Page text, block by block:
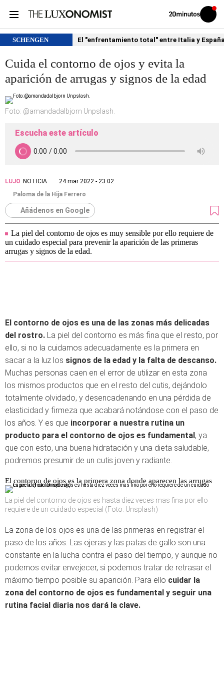
Volver
Iniciar
sesión
SCHENGEN El "enfrentamiento total" entre Italia y
Cuida el contorno de ojos y evita la
aparición de arrugas y signos de la edad
Foto: @amandadalbjorn Unpslash.
Escucha este artículo
LUJO NOTICIA
24 mar 2022 - 23:02
Paloma de la Hija Ferrero
Añádenos en Google
La piel del contorno de ojos es muy sensible por ello requiere de
un cuidado especial para prevenir la aparición de las primeras
arrugas y signos de la edad.
El contorno de ojos es una de las zonas más delicadas
del rostro. La piel del contorno es más fina que el resto, por
ello, si no la cuidamos adecuadamente es la primera en
sacar a la luz los signos de la edad y la falta de descanso.
Muchas personas caen en el error de utilizar en esta zona
los mismos productos que en el resto del cutis, dejándolo
totalmente olvidado, y desencadenando en una pérdida de
elasticidad y firmeza que acabará notándose con el paso de
los años. Y es que incorporar a nuestra rutina un
producto para el contorno de ojos es fundamental, ya
que con esto, una buena hidratación y una dieta saludable,
podremos presumir de un cutis joven y radiante.
El contorno de ojos es la primera zona donde aparecen las arrugas
La piel del contorno de ojos es hasta diez veces mas fina por ello
requiere de un cuidado especial (Foto: Unsplash)
La zona de los ojos es una de las primeras en registrar el
paso de los años. Las ojeras y las patas de gallo son una
constante en la lucha contra el paso del tiempo, y aunque no
podemos evitar envejecer, si podemos tratar de retrasar el
máximo tiempo posible su aparición. Para ello cuidar la
zona del contorno de ojos es fundamental y seguir una
rutina facial diaria nos dará la clave.